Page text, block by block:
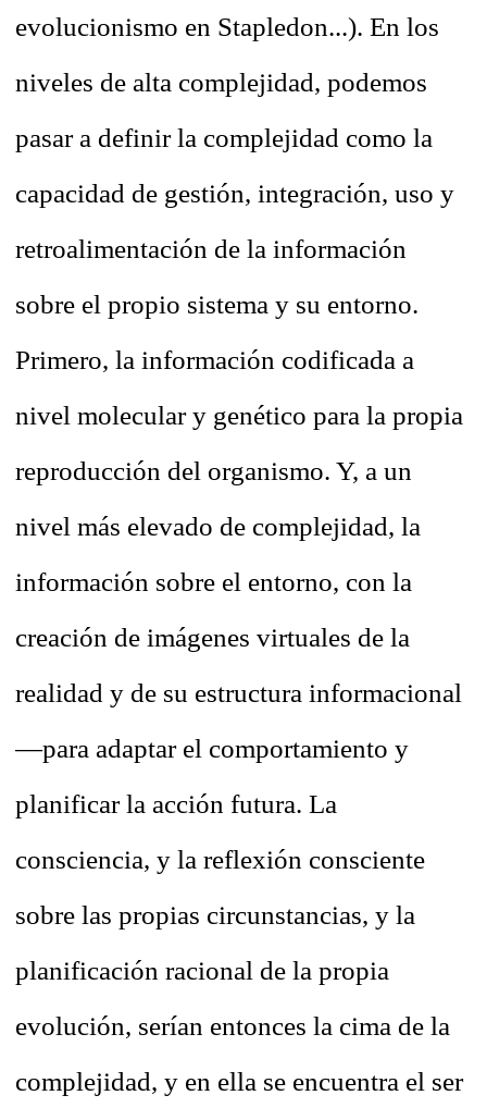
evolucionismo en Stapledon...). En los
niveles de alta complejidad, podemos
pasar a definir la complejidad como la
capacidad de gestión, integración, uso y
retroalimentación de la información
sobre el propio sistema y su entorno.
Primero, la información codificada a
nivel molecular y genético para la propia
reproducción del organismo. Y, a un
nivel más elevado de complejidad, la
información sobre el entorno, con la
creación de imágenes virtuales de la
realidad y de su estructura informacional
—para adaptar el comportamiento y
planificar la acción futura. La
consciencia, y la reflexión consciente
sobre las propias circunstancias, y la
planificación racional de la propia
evolución, serían entonces la cima de la
complejidad, y en ella se encuentra el ser